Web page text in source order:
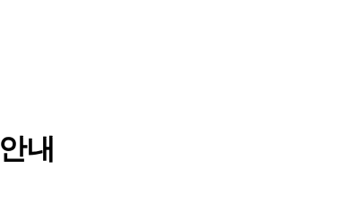
내